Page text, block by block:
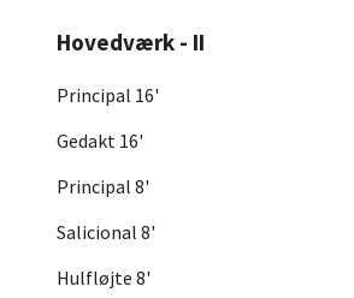
Hovedværk - II
Principal 16'
Gedakt 16'
Principal 8'
Salicional 8'
Hulfløjte 8'